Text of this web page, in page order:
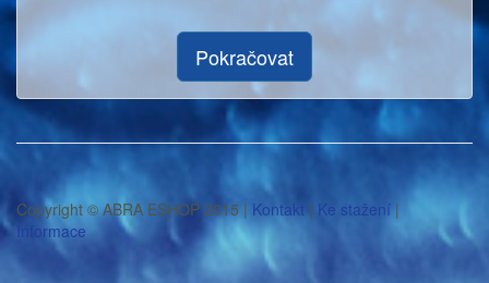
Pokračovat
Copyright © ABRA ESHOP 2015 | Kontakt| Ke stažení|
Informace